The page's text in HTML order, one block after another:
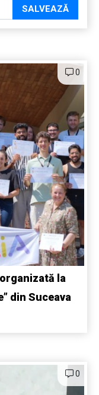
SALVEAZĂ
0
la
din Suceava
0